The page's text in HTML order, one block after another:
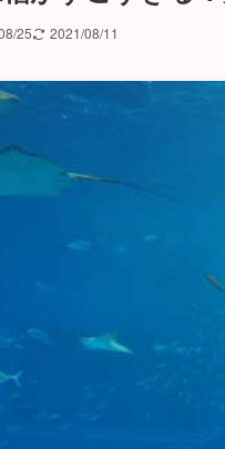
25 2021/08/11